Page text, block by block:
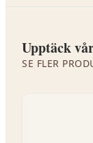
Upptäck
SE FLER